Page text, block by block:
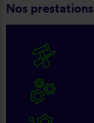
Nos prestations